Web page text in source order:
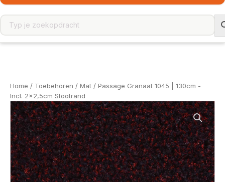
Home / Toebehoren / Mat / Passage Granaat 1045 | 130cm -
Incl. 2x2,5cm Stootrand